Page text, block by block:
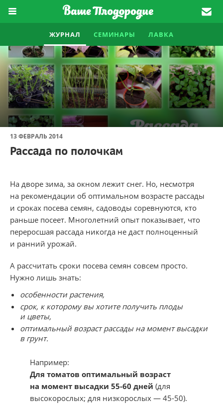
ЖУРНАЛ СЕМИНАРЫ ЛАВКА
13 ФЕВРАЛЬ 2014
Рассада по полочкам
На дворе зима, за окном лежит снег. Но, несмотря
на рекомендации об оптимальном возрасте рассады
и сроках посева семян, садоводы соревнуются, кто
раньше посеет. Многолетний опыт показывает, что
переросшая рассада никогда не даст полноценный
и ранний урожай.
А рассчитать сроки посева семян совсем просто.
Нужно лишь знать:
особенности растения,
срок, к которому вы хотите получить плоды
и цветы,
оптимальный возраст рассады на момент высадки
в грунт.
Например:
Для томатов оптимальный возраст
на момент высадки 55-60 дней (для
высокорослых; для низкорослых — 45-50).